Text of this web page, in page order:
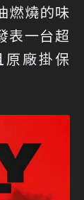
燃燒的味
表一台超
原廠掛保